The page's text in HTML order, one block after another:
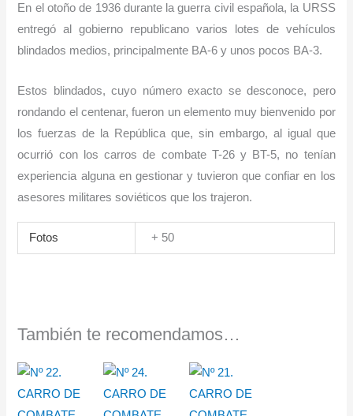
En el otoño de 1936 durante la guerra civil española, la URSS
entregó al gobierno republicano varios lotes de vehículos
blindados medios, principalmente BA-6 y unos pocos BA-3.
Estos blindados, cuyo número exacto se desconoce, pero
rondando el centenar, fueron un elemento muy bienvenido por
los fuerzas de la República que, sin embargo, al igual que
ocurrió con los carros de combate T-26 y BT-5, no tenían
experiencia alguna en gestionar y tuvieron que confiar en los
asesores militares soviéticos que los trajeron.
Fotos + 50
También te recomendamos…